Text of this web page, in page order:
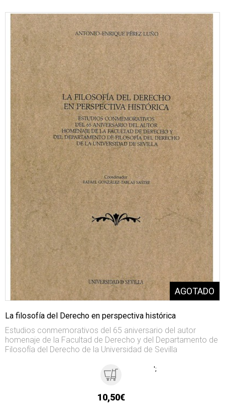
La filosofía del Derecho en perspectiva histórica
Estudios conmemorativos del 65 aniversario del autor
homenaje de la Facultad de Derecho y del Departamento de
Filosofía del Derecho de la Universidad de Sevilla
10,50€
';